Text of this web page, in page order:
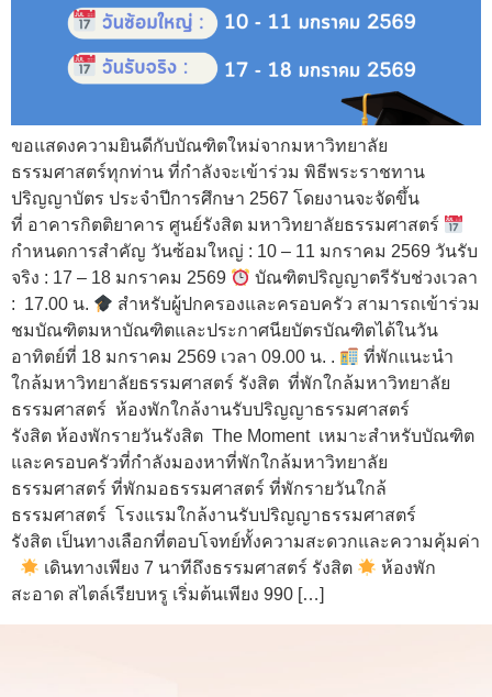
ขอแสดงความยินดีกับบัณฑิตใหม่จากมหาวิทยาลัย
ธรรมศาสตร์ทุกท่าน ที่กำลังจะเข้าร่วม พิธีพระราชทาน
ปริญญาบัตร ประจำปีการศึกษา 2567 โดยงานจะจัดขึ้น
ที่ อาคารกิตติยาคาร ศูนย์รังสิต มหาวิทยาลัยธรรมศาสตร์
กำหนดการสำคัญ วันซ้อมใหญ่ : 10 – 11 มกราคม 2569 วันรับ
จริง : 17 – 18 มกราคม 2569
บัณฑิตปริญญาตรีรับช่วงเวลา
: 17.00 น.
สำหรับผู้ปกครองและครอบครัว สามารถเข้าร่วม
ชมบัณฑิตมหาบัณฑิตและประกาศนียบัตรบัณฑิตได้ในวัน
อาทิตย์ที่ 18 มกราคม 2569 เวลา 09.00 น. .
ที่พักแนะนำ
ใกล้มหาวิทยาลัยธรรมศาสตร์ รังสิต ที่พักใกล้มหาวิทยาลัย
ธรรมศาสตร์ ห้องพักใกล้งานรับปริญญาธรรมศาสตร์
รังสิต ห้องพักรายวันรังสิต The Moment เหมาะสำหรับบัณฑิต
และครอบครัวที่กำลังมองหาที่พักใกล้มหาวิทยาลัย
ธรรมศาสตร์ ที่พักมอธรรมศาสตร์ ที่พักรายวันใกล้
ธรรมศาสตร์ โรงแรมใกล้งานรับปริญญาธรรมศาสตร์
รังสิต เป็นทางเลือกที่ตอบโจทย์ทั้งความสะดวกและความคุ้มค่า
เดินทางเพียง 7 นาทีถึงธรรมศาสตร์ รังสิต
ห้องพัก
สะอาด สไตล์เรียบหรู เริ่มต้นเพียง 990 […]